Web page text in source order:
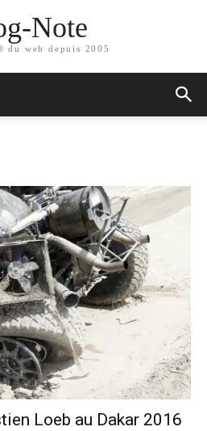
Note
du web depuis 2005
Loeb au Dakar 2016